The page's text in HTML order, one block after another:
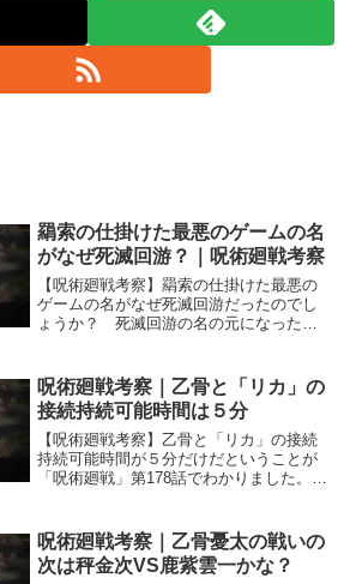
羂索の仕掛けた最悪のゲームの名
がなぜ死滅回游？｜呪術廻戦考察
【呪術廻戦考察】羂索の仕掛けた最悪の
ゲームの名がなぜ死滅回游だったのでし
ょうか？ 死滅回游の名の元になったの
来てしまうことを意味する「死滅回遊」
なのは確かですが。
呪術廻戦考察｜乙骨と「リカ」の
接続持続可能時間は５分
【呪術廻戦考察】乙骨と「リカ」の接続
持続可能時間が５分だけだということが
「呪術廻戦」第178話でわかりました。な
いきます。
呪術廻戦考察｜乙骨憂太の戦いの
次は秤金次VS鹿紫雲一かな？